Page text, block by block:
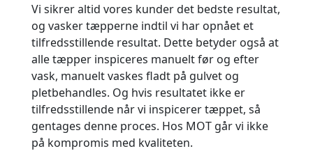
Vi sikrer altid vores kunder det bedste resultat,
og vasker tæpperne indtil vi har opnået et
tilfredsstillende resultat. Dette betyder også at
alle tæpper inspiceres manuelt før og efter
vask, manuelt vaskes fladt på gulvet og
pletbehandles. Og hvis resultatet ikke er
tilfredsstillende når vi inspicerer tæppet, så
gentages denne proces. Hos MOT går vi ikke
på kompromis med kvaliteten.